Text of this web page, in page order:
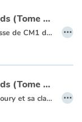
Mystères dans les Highlands (Tome 1) - Premiers frissons en Écosse
C’est le grand départ pour la classe de CM1 de Monsieur Moury !
Entre la visite d’un château hanté, la découverte d’une gastronomie quelque peu surprenante et la cavale d’une inquiétante bande de voleurs de bijoux, Amytis, Romain, Hugo et leurs copains ne devraient pas oublier leur voyage de sitôt…
…
Mystères dans les Highlands (Tome 2) - Les secrets du château de Glamis
L’aventure continue pour Alex Moury et sa classe de CM1 !
…